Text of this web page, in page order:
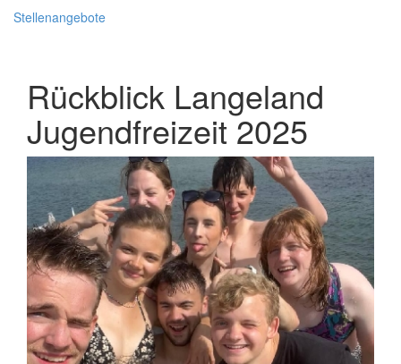
Stellenangebote
Rückblick Langeland
Jugendfreizeit 2025